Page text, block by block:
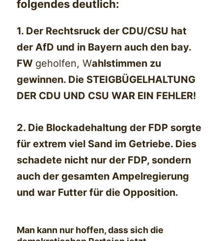
folgendes deutlich:
1. Der Rechtsruck der CDU/CSU hat
der AfD und in Bayern auch den bay.
FW geholfen, Wahlstimmen zu
gewinnen. Die STEIGBÜGELHALTUNG
DER CDU UND CSU WAR EIN FEHLER!
2. Die Blockadehaltung der FDP sorgte
für extrem viel Sand im Getriebe. Dies
schadete nicht nur der FDP, sondern
auch der gesamten Ampelregierung
und war Futter für die Opposition.
Man kann nur hoffen, dass sich die